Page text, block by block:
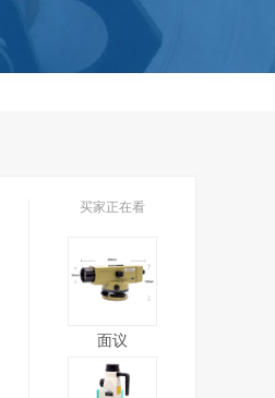
买家正在看
面议